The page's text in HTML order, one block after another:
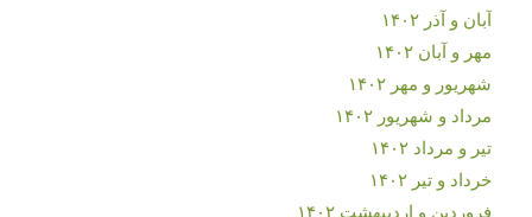
آبان و آذر ۱۴۰۲
مهر و آبان ۱۴۰۲
شهریور و مهر ۱۴۰۲
مرداد و شهریور ۱۴۰۲
تیر و مرداد ۱۴۰۲
خرداد و تیر ۱۴۰۲
فروردین و اردیبهشت ۱۴۰۲